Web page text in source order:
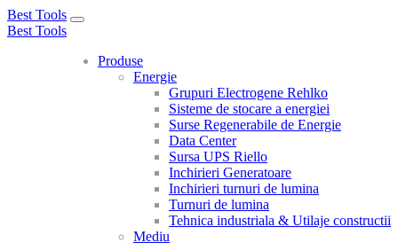
Best Tools
Toggle
Best Tools
Produse
Energie
Grupuri Electrogene Rehlko
Sisteme de stocare a energiei
Surse Regenerabile de Energie
Data Center
Sursa UPS Riello
Inchirieri Generatoare
Inchirieri turnuri de lumina
Turnuri de lumina
Tehnica industriala & Utilaje constructii
Mediu